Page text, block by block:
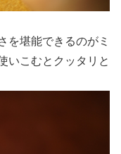
を堪能できるのがミ
いこむとクッタリと